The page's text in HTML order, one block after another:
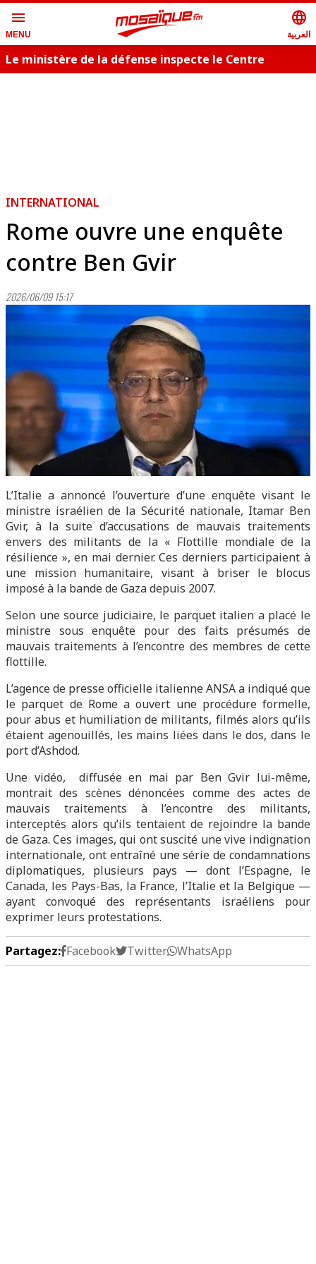
menu
MENU
language
العربية
Le ministère de la défense inspecte le Centre
INTERNATIONAL
Rome ouvre une enquête
contre Ben Gvir
2026/06/09 15:17
L’Italie a annoncé l’ouverture d’une enquête visant le
ministre israélien de la Sécurité nationale, Itamar Ben
Gvir, à la suite d’accusations de mauvais traitements
envers des militants de la « Flottille mondiale de la
résilience », en mai dernier. Ces derniers participaient à
une mission humanitaire, visant à briser le blocus
imposé à la bande de Gaza depuis 2007.
Selon une source judiciaire, le parquet italien a placé le
ministre sous enquête pour des faits présumés de
mauvais traitements à l’encontre des membres de cette
flottille.
L’agence de presse officielle italienne ANSA a indiqué que
le parquet de Rome a ouvert une procédure formelle,
pour abus et humiliation de militants, filmés alors qu’ils
étaient agenouillés, les mains liées dans le dos, dans le
port d’Ashdod.
Une vidéo, diffusée en mai par Ben Gvir lui-même,
montrait des scènes dénoncées comme des actes de
mauvais traitements à l’encontre des militants,
interceptés alors qu’ils tentaient de rejoindre la bande
de Gaza. Ces images, qui ont suscité une vive indignation
internationale, ont entraîné une série de condamnations
diplomatiques, plusieurs pays — dont l’Espagne, le
Canada, les Pays-Bas, la France, l’Italie et la Belgique —
ayant convoqué des représentants israéliens pour
exprimer leurs protestations.
Partagez: Facebook Twitter WhatsApp